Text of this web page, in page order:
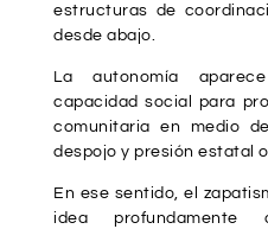
estructuras de
desde abajo.
La autonomía
capacidad social para
comunitaria en medio
despojo y presión estatal
En ese sentido, el
idea profundamente